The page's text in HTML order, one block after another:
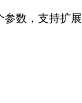
参数，支持扩展